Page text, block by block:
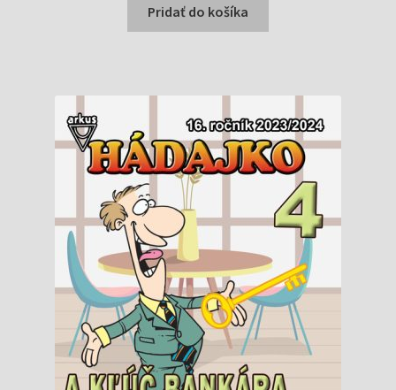
bola:
1,10 €.
je:
1,05 €.
Pridať do košíka